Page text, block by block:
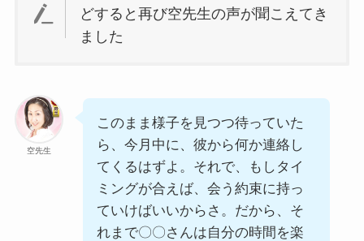
どすると再び空先生の声が聞こえてき
ました
空先生
このまま様子を見つつ待っていた
ら、今月中に、彼から何か連絡し
てくるはずよ。それで、もしタイ
ミングが合えば、会う約束に持っ
ていけばいいからさ。だから、そ
れまで〇〇さんは自分の時間を楽